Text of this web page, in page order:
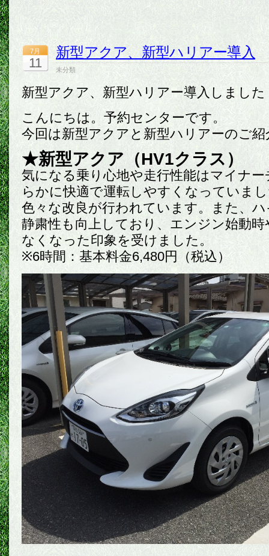
7月
11
新型アクア、新型ハリアー導入
未分類
新型アクア、新型ハリアー導入しました
こんにちは。予約センターです。
今回は新型アクアと新型ハリアーのご
★新型アクア（HV1クラス）
気になる乗り心地や走行性能はマイナ
らかに快適で運転しやすくなっていま
色々な改良が行われています。また、
静粛性も向上しており、エンジン始動
なくなった印象を受けました。
※6時間：基本料金6,480円（税込）